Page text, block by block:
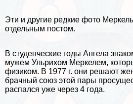
Эти и другие редкие фото Меркель
отдельным постом.
В студенческие годы Ангела
мужем Ульрихом Меркелем,
физиком. В 1977 г. они решают
брачный союз этой пары
распался уже через 4 года.